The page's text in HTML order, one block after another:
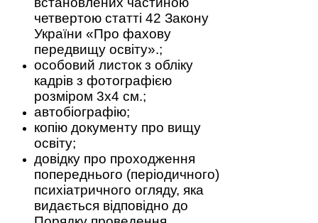
четвертою статті 42 Закону
України «Про фахову
передвищу освіту».;
особовий листок з обліку
кадрів з фотографією
розміром 3х4 см.;
автобіографію;
копію документу про вищу
освіту;
довідку про проходження
попереднього (періодичного)
психіатричного огляду, яка
видається відповідно до